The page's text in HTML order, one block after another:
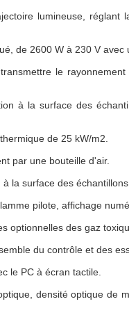
lumineuse, réglant
de 2600 W à 230 V avec
le
à la surface des
de 25 kW/m2.
par une bouteille d'air.
la surface des échantillons.
pilote, affichage
optionnelles des gaz
du contrôle et des
le PC à écran tactile.
densité optique de